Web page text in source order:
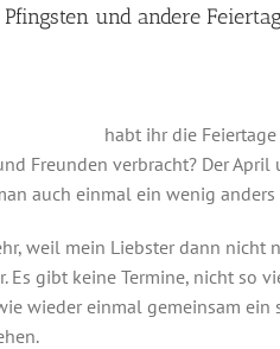
und andere
habt ihr die
Freunden verbracht? Der
auch einmal ein wenig
weil mein Liebster dann
Es gibt keine Termine, nicht so
wieder einmal gemeinsam